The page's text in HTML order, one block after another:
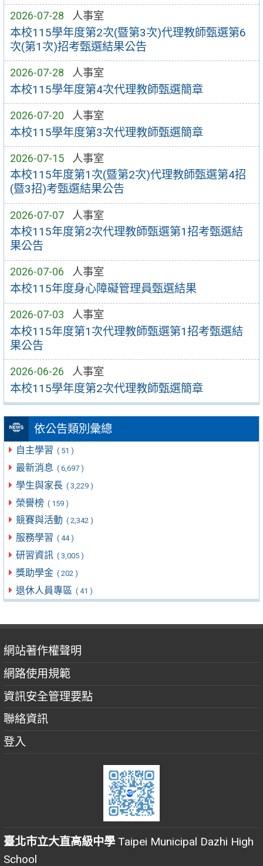
2026-07-28 人事室
本校115學年度第2次(暨第3次)代理教師甄選第6
次(第1次)招考甄選結果公告
2026-07-28 人事室
本校115學年度第4次代理教師甄選簡章
2026-07-20 人事室
本校115學年度第3次代理教師甄選簡章
2026-07-15 人事室
本校115年度第1次(暨第2次)代理教師甄選第4招
(暨3招)考甄選結果公告
2026-07-07 人事室
本校115年度第2次代理教師甄選第1招考甄選結
果公告
2026-07-06 人事室
本校115年度身心障礙管理員甄選結果
2026-07-03 人事室
本校115年度第1次代理教師甄選第1招考甄選結
果公告
2026-06-26 人事室
本校115學年度第2次代理教師甄選簡章
依公告類別彙總
自主學習 ( 51 )
最新消息 ( 6,697 )
學生與家長 ( 3,229 )
榮譽榜 ( 159 )
競賽與活動 ( 2,342 )
服務學習 ( 44 )
研習資訊 ( 3,005 )
獎助學金 ( 202 )
退休人員專區 ( 41 )
網站著作權聲明
網路使用規範
資訊安全管理要點
聯絡資訊
登入
臺北市立大直高級中學 Taipei Municipal Dazhi High
School